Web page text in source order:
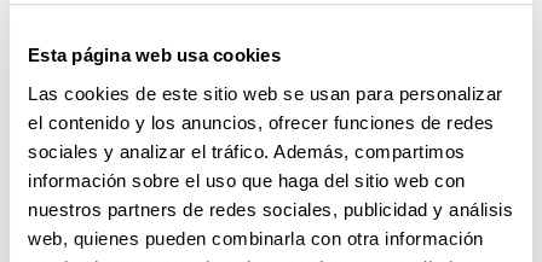
Esta página web usa cookies
Las cookies de este sitio web se usan para personalizar
el contenido y los anuncios, ofrecer funciones de redes
sociales y analizar el tráfico. Además, compartimos
información sobre el uso que haga del sitio web con
nuestros partners de redes sociales, publicidad y análisis
web, quienes pueden combinarla con otra información
Autoinforme (Curso académico: 2016/17) (pdf
497,96Kb)
(Abre una nueva ventana)
Autoinforme (Curso académico: 2015/16) (pdf
1.475,88Kb)